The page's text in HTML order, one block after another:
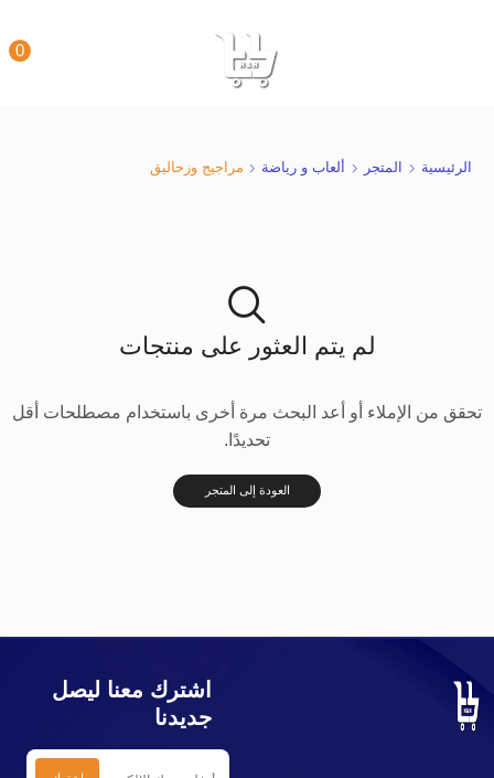
0
الرئيسية المتجر ألعاب و رياضة مراجيح وزحاليق
لم يتم العثور على منتجات
تحقق من الإملاء أو أعد البحث مرة أخرى باستخدام مصطلحات أقل
تحديدًا.
العودة إلى المتجر
اشترك معنا ليصل
جديدنا